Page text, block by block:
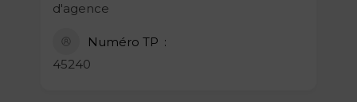
d'agence
Numéro TP
45240